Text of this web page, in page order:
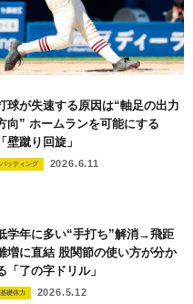
球が失速する原因は“軸足の出力
向” ホームランを可能にする
「壁蹴り回旋」
バッティング 2026.6.11
学年に多い“手打ち”解消→飛距
増に直結 股関節の使い方が分か
「了の字ドリル」
基礎体力 2026.5.12